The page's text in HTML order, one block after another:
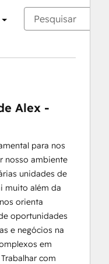
Alex -
para nos
nosso ambiente
unidades de
muito além da
orienta
oportunidades
e negócios na
em
com